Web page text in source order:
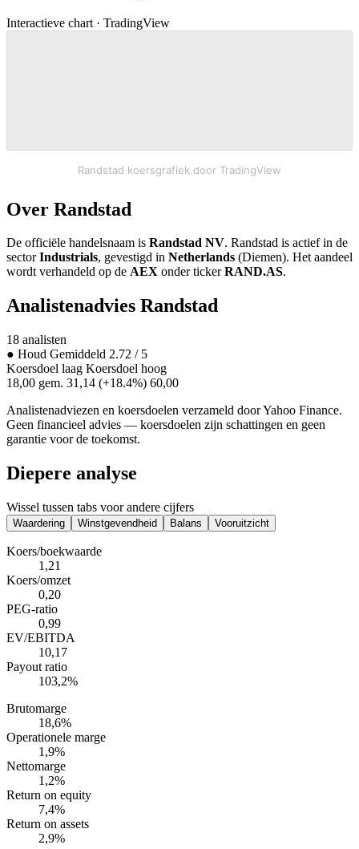
Interactieve chart · TradingView
Randstad koersgrafiek door TradingView
Over Randstad
De officiële handelsnaam is Randstad NV. Randstad is actief in de
sectorIndustrials, gevestigd in Netherlands (Diemen). Het aandeel
wordt verhandeld op de AEX onder tickerRAND.AS.
Analistenadvies Randstad
18 analisten
● Houd Gemiddeld 2.72 / 5
Koersdoel laag Koersdoel hoog
18,00 gem. 31,14 (+18.4%) 60,00
Analistenadviezen en koersdoelen verzameld door Yahoo Finance.
Geen financieel advies — koersdoelen zijn schattingen en geen
garantie voor de toekomst.
Diepere analyse
Wissel tussen tabs voor andere cijfers
Waardering Winstgevendheid Balans Vooruitzicht
Koers/boekwaarde
1,21
Koers/omzet
0,20
PEG-ratio
0,99
EV/EBITDA
10,17
Payout ratio
103,2%
Brutomarge
18,6%
Operationele marge
1,9%
Nettomarge
1,2%
Return on equity
7,4%
Return on assets
2,9%